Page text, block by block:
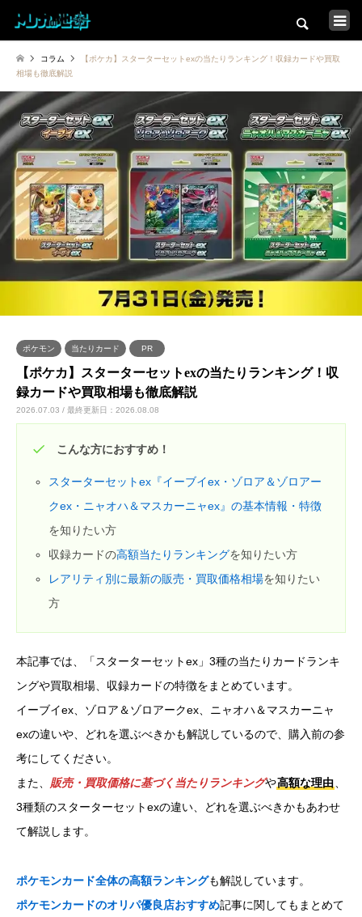
検索
トップ
カードショップ一覧
コラム一覧
店舗インタビュー特集
イベント大会情報
新弾発売スケジュール
トレカの地図について
カードショップオーナーの方へ
お問い合わせ
コラム
【ポケカ】スターターセットexの当たりランキング！収録カードや買取
相場も徹底解説
ポケモン 当たりカード PR
【ポケカ】スターターセットexの当たりランキング！収
録カードや買取相場も徹底解説
2026.07.03 / 最終更新日：2026.08.08
こんな方におすすめ！
スターターセットex『イーブイex・ゾロア＆ゾロアー
クex・ニャオハ＆マスカーニャex』の基本情報・特徴
を知りたい方
収録カードの高額当たりランキングを知りたい方
レアリティ別に最新の販売・買取価格相場を知りたい
方
本記事では、「スターターセットex」3種の当たりカードランキ
ングや買取相場、収録カードの特徴をまとめています。
イーブイex、ゾロア＆ゾロアークex、ニャオハ＆マスカーニャ
exの違いや、どれを選ぶべきかも解説しているので、購入前の参
考にしてください。
また、 販売・買取価格に基づく当たりランキングや高額な理由
3種類のスターターセットexの違い、どれを選ぶべきかもあわせ
て解説します。
ポケモンカード全体の高額ランキングも解説しています。
ポケモンカードのオリパ優良店おすすめ記事に関してもまとめて